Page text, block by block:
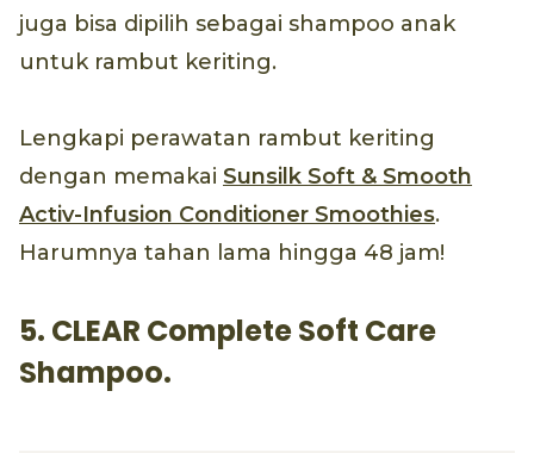
juga bisa dipilih sebagai shampoo anak
untuk rambut keriting.
Lengkapi perawatan rambut keriting
dengan memakai Sunsilk Soft & Smooth
Activ-Infusion Conditioner Smoothies.
Harumnya tahan lama hingga 48 jam!
5. CLEAR Complete Soft Care
Shampoo.